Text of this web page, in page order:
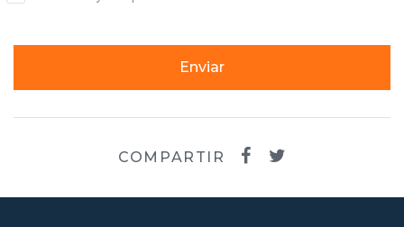
Enviar
COMPARTIR